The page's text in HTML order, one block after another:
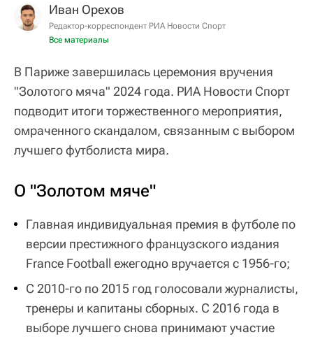
Иван Орехов
Редактор-корреспондент РИА Новости Спорт
Все материалы
В Париже завершилась церемония вручения
"Золотого мяча" 2024 года. РИА Новости Спорт
подводит итоги торжественного мероприятия,
омраченного скандалом, связанным с выбором
лучшего футболиста мира.
О "Золотом мяче"
Главная индивидуальная премия в футболе по
версии престижного французского издания
France Football ежегодно вручается с 1956-го;
С 2010-го по 2015 год голосовали журналисты,
тренеры и капитаны сборных. С 2016 года в
выборе лучшего снова принимают участие